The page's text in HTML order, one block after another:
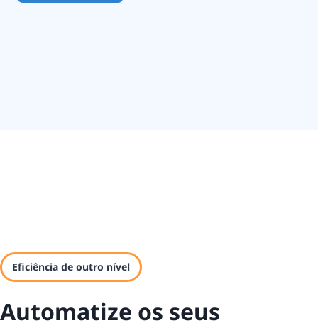
Eficiência de outro nível
Automatize os seus